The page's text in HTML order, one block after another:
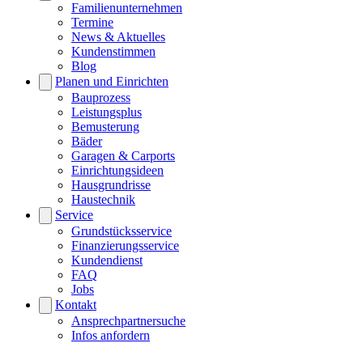
Familienunternehmen
Termine
News & Aktuelles
Kundenstimmen
Blog
Planen und Einrichten
Bauprozess
Leistungsplus
Bemusterung
Bäder
Garagen & Carports
Einrichtungsideen
Hausgrundrisse
Haustechnik
Service
Grundstücksservice
Finanzierungsservice
Kundendienst
FAQ
Jobs
Kontakt
Ansprechpartnersuche
Infos anfordern